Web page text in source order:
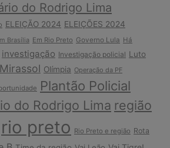
do Rodrigo Lima
ELEIÇÃO 2024 ELEIÇÕES 2024
Brasília Em Rio Preto Governo Lula Há
investigação Investigação policial Luto
Mirassol Olímpia Operação da PF
Plantão Policial
do Rodrigo Lima região
rio preto Rio Preto e região Rota